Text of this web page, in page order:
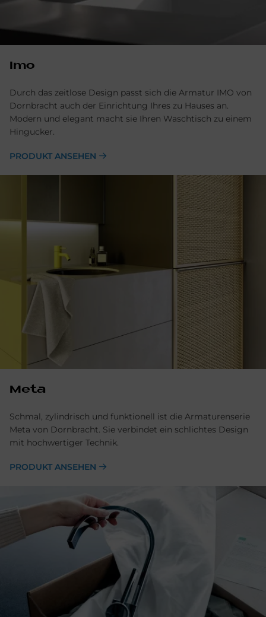
Imo
Durch das zeitlose Design passt sich die Armatur IMO von
Dornbracht auch der Einrichtung Ihres zu Hauses an.
Modern und elegant macht sie Ihren Waschtisch zu einem
Hingucker.
PRODUKT ANSEHEN
Meta
Schmal, zylindrisch und funktionell ist die Armaturenserie
Meta von Dornbracht. Sie verbindet ein schlichtes Design
mit hochwertiger Technik.
PRODUKT ANSEHEN